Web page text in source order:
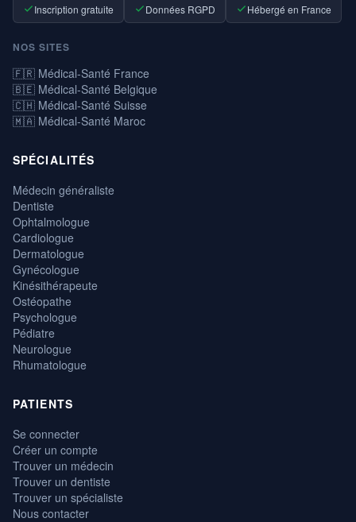
Inscription gratuite Données RGPD Hébergé en France
NOS SITES
🇫🇷 Médical-Santé France
🇧🇪 Médical-Santé Belgique
🇨🇭 Médical-Santé Suisse
🇲🇦 Médical-Santé Maroc
SPÉCIALITÉS
Médecin généraliste
Dentiste
Ophtalmologue
Cardiologue
Dermatologue
Gynécologue
Kinésithérapeute
Ostéopathe
Psychologue
Pédiatre
Neurologue
Rhumatologue
PATIENTS
Se connecter
Créer un compte
Trouver un médecin
Trouver un dentiste
Trouver un spécialiste
Nous contacter